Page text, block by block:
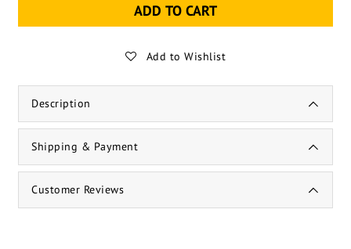
ADD TO CART
Add to Wishlist
Description
Shipping & Payment
Customer Reviews